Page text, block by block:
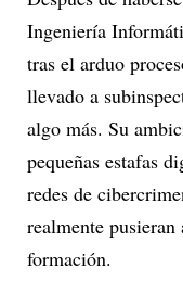
Ingeniería
tras el arduo
llevado a
algo más. Su
pequeñas estafas
redes de
realmente
formación.